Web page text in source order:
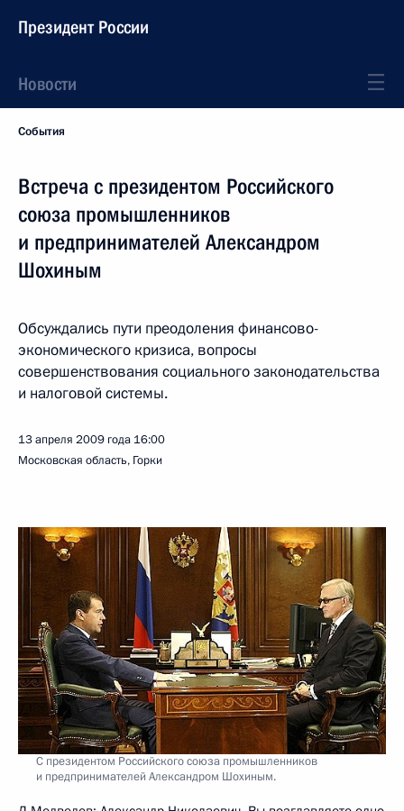
Президент России
Новости
События
Встреча с президентом Российского
союза промышленников
и предпринимателей Александром
Шохиным
Обсуждались пути преодоления финансово-
экономического кризиса, вопросы
совершенствования социального законодательства
и налоговой системы.
13 апреля 2009 года 16:00
Московская область, Горки
С президентом Российского союза промышленников
и предпринимателей Александром Шохиным.